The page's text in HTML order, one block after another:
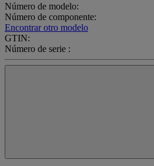
Número de modelo:
Número de componente:
Encontrar otro modelo
GTIN:
Número de serie :